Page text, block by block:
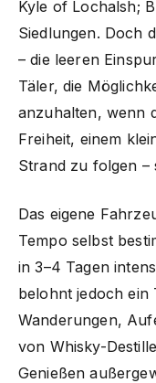
Kyle of Lochalsh;
Siedlungen. Doch
– die leeren
Täler, die
anzuhalten, wenn
Freiheit, einem
Strand zu folgen –
Das eigene
Tempo selbst
in 3–4 Tagen
belohnt jedoch ein
Wanderungen,
von Whisky-
Genießen